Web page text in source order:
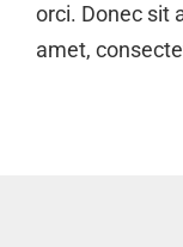
orci. Donec sit
amet,